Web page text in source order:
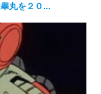
丸を２０...